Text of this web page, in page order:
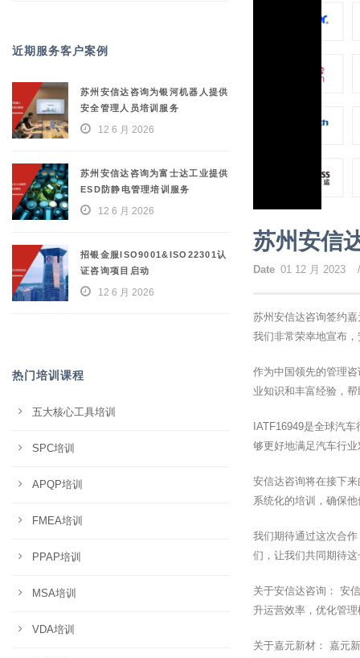
苏州安信
Date 01 12 月 2023 /
苏州安信达咨询签约
我们非常荣幸地宣布
作为中国领先的管理
业知识和丰富经验，
IATF16949是全球汽
够更好地满足汽车行
安信达咨询将在接下
系统化的培训，确保
我们期待通过这次合
们，让我们共同期待
关于安信达咨询： 安
升运营效率，优化管
关于嘉元新材： 嘉元
近期服务客户案例
苏州安信达咨询为银河机器人提供
安全管理人员培训服务
12 6 月 2026
苏州安信达咨询为富士达工业提供
ESD防静电管理培训服务
12 6 月 2026
招银金服ISO9001&ISO22301认
证咨询项目启动
12 6 月 2026
热门培训课程
五大核心工具培训
SPC培训
APQP培训
FMEA培训
PPAP培训
MSA培训
VDA培训